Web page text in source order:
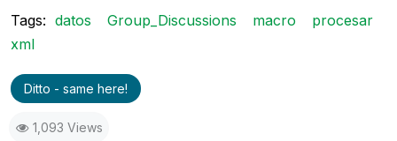
Tags: datos Group_Discussions macro
procesar
xml
Ditto - same here!
1,093 Views